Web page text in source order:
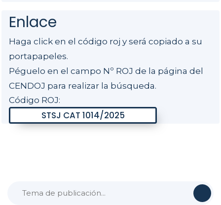
Enlace
Haga click en el código roj y será copiado a su
portapapeles.
Péguelo en el campo Nº ROJ de la página del
CENDOJ para realizar la búsqueda.
Código ROJ: